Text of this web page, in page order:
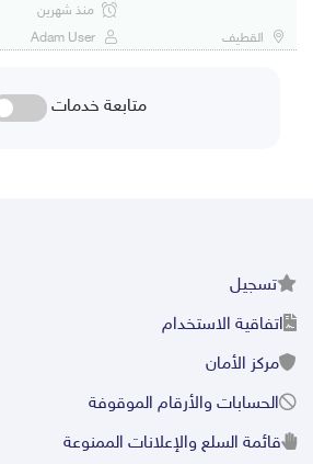
منذ شهرين
القطيف
Adam User
متابعة خدمات
تسجيل
اتفاقية الاستخدام
مركز الأمان
الحسابات والأرقام الموقوفة
قائمة السلع والإعلانات الممنوعة